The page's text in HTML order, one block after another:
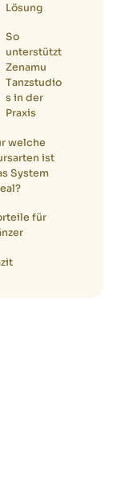
Lösung
So
unterstützt
Zenamu
Tanzstudio
s in der
Praxis
welche
ist
System
für